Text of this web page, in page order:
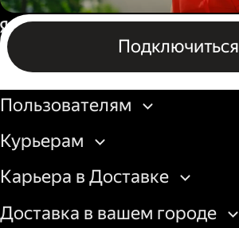
Пеший курьер
Подключиться
Бизнесу
Пользователям
Курьерам
Карьера в Доставке
Доставка в вашем городе